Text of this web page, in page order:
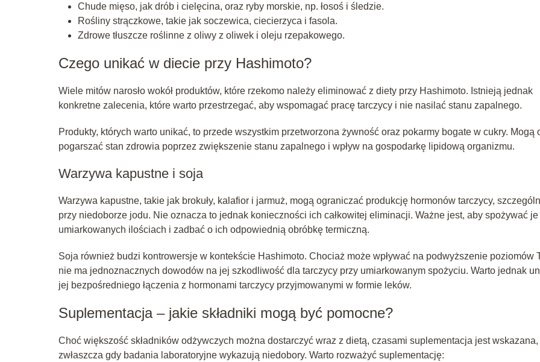
Chude mięso, jak drób i cielęcina, oraz ryby morskie, np. łosoś i śledzie.
Rośliny strączkowe, takie jak soczewica, ciecierzyca i fasola.
Zdrowe tłuszcze roślinne z oliwy z oliwek i oleju rzepakowego.
Czego unikać w diecie przy Hashimoto?
Wiele mitów narosło wokół produktów, które rzekomo należy eliminować z diety przy Hashimoto. Istnieją jednak
konkretne zalecenia, które warto przestrzegać, aby wspomagać pracę tarczycy i nie nasilać stanu zapalnego.
Produkty, których warto unikać, to przede wszystkim przetworzona żywność oraz pokarmy bogate w cukry. Mogą
pogarszać stan zdrowia poprzez zwiększenie stanu zapalnego i wpływ na gospodarkę lipidową organizmu.
Warzywa kapustne i soja
Warzywa kapustne, takie jak brokuły, kalafior i jarmuż, mogą ograniczać produkcję hormonów tarczycy,
przy niedoborze jodu. Nie oznacza to jednak konieczności ich całkowitej eliminacji. Ważne jest, aby spożywać je
umiarkowanych ilościach i zadbać o ich odpowiednią obróbkę termiczną.
Soja również budzi kontrowersje w kontekście Hashimoto. Chociaż może wpływać na podwyższenie poziomów
nie ma jednoznacznych dowodów na jej szkodliwość dla tarczycy przy umiarkowanym spożyciu. Warto jednak
jej bezpośredniego łączenia z hormonami tarczycy przyjmowanymi w formie leków.
Suplementacja – jakie składniki mogą być pomocne?
Choć większość składników odżywczych można dostarczyć wraz z dietą, czasami suplementacja jest wskazana,
zwłaszcza gdy badania laboratoryjne wykazują niedobory. Warto rozważyć suplementację: